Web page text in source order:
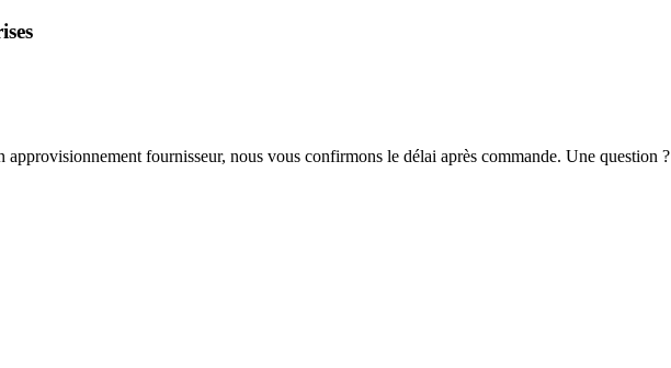
approvisionnement fournisseur, nous vous confirmons le délai après commande. Une question ?